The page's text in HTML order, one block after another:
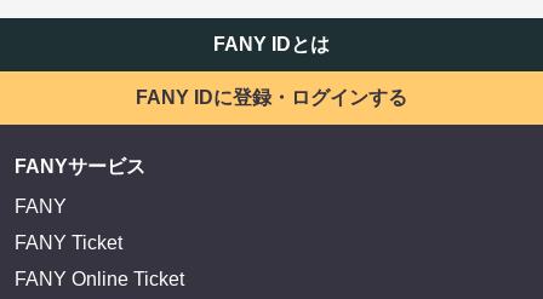
FANY IDとは
FANY IDに登録・ログインする
FANYサービス
FANY
FANY Ticket
FANY Online Ticket